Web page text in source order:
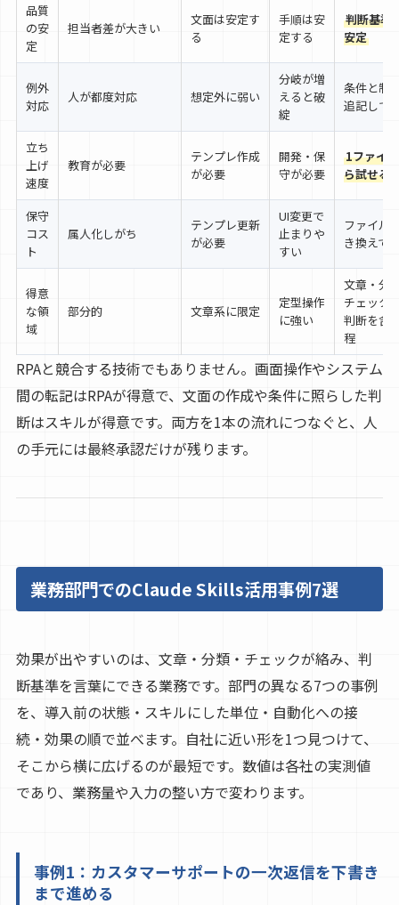
品質
の安
定
担当者差が大きい
文面は安定す
る
手順は安
定する
判断基準
安定
例外
対応
人が都度対応 想定外に弱い
分岐が増
えると破
綻
条件と制
追記して
立ち
上げ
速度
教育が必要
テンプレ作成
が必要
開発・保
守が必要
1ファイ
ら試せる
保守
コス
ト
属人化しがち
テンプレ更新
が必要
UI変更で
止まりや
すい
ファイル
き換えて
得意
な領
域
部分的 文章系に限定
定型操作
に強い
文章・分
チェック
判断を含
程
RPAと競合する技術でもありません。画面操作やシステム
間の転記はRPAが得意で、文面の作成や条件に照らした判
断はスキルが得意です。両方を1本の流れにつなぐと、人
の手元には最終承認だけが残ります。
業務部門でのClaude Skills活用事例7選
効果が出やすいのは、文章・分類・チェックが絡み、判
断基準を言葉にできる業務です。部門の異なる7つの事例
を、導入前の状態・スキルにした単位・自動化への接
続・効果の順で並べます。自社に近い形を1つ見つけて、
そこから横に広げるのが最短です。数値は各社の実測値
であり、業務量や入力の整い方で変わります。
事例1：カスタマーサポートの一次返信を下書き
まで進める